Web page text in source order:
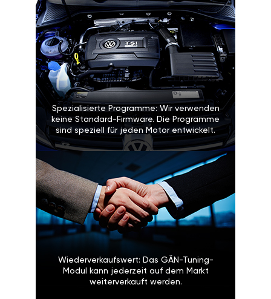
Spezialisierte Programme: Wir verwenden
keine Standard-Firmware. Die Programme
sind speziell für jeden Motor entwickelt.
Wiederverkaufswert: Das GÄN-Tuning-
Modul kann jederzeit auf dem Markt
weiterverkauft werden.